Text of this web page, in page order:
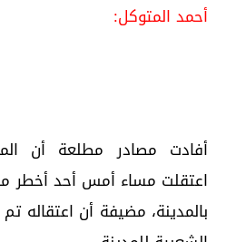
أحمد المتوكل:
أفادت مصادر مطلعة أن
اعتقلت مساء أمس أحد أخطر
بالمدينة، مضيفة أن اعتقاله